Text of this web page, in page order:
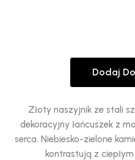
Złoty naszyjnik ze stali
dekoracyjny łańcuszek z
serca. Niebiesko-zielone
kontrastują z
Dodaj